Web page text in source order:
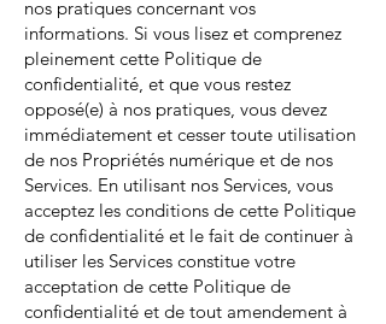
nos pratiques concernant vos
informations. Si vous lisez et comprenez
pleinement cette Politique de
confidentialité, et que vous restez
opposé(e) à nos pratiques, vous devez
immédiatement et cesser toute utilisation
de nos Propriétés numérique et de nos
Services. En utilisant nos Services, vous
acceptez les conditions de cette Politique
de confidentialité et le fait de continuer à
utiliser les Services constitue votre
acceptation de cette Politique de
confidentialité et de tout amendement à